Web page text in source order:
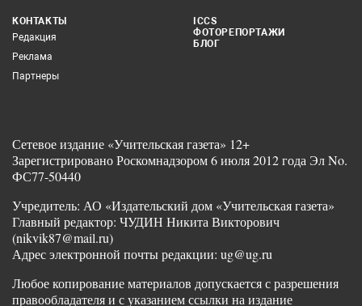
КОНТАКТЫ
Редакция
Реклама
Партнеры
ICCS
ФОТОРЕПОРТАЖИ
БЛОГ
Сетевое издание «Учительская газета» 12+
Зарегистрировано Роскомнадзором 6 июля 2012 года Эл No.
ФС77-50440
Учредитель: АО «Издательский дом «Учительская газета»
Главный редактор: ЧУДИН Никита Викторович
(nikvik87@mail.ru)
Адрес электронной почты редакции: ug@ug.ru
Любое копирование материалов допускается с разрешения
правообладателя и с указанием ссылки на издание